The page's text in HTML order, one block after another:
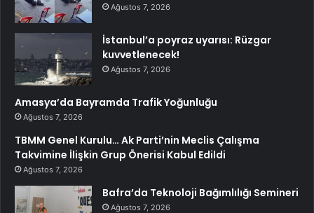
Ağustos 7, 2026
İstanbul’a poyraz uyarısı: Rüzgar
kuvvetlenecek!
Ağustos 7, 2026
Amasya’da Bayramda Trafik Yoğunluğu
Ağustos 7, 2026
TBMM Genel Kurulu… Ak Parti’nin Meclis Çalışma
Takvimine İlişkin Grup Önerisi Kabul Edildi
Ağustos 7, 2026
Bafra’da Teknoloji Bağımlılığı Semineri
Ağustos 7, 2026